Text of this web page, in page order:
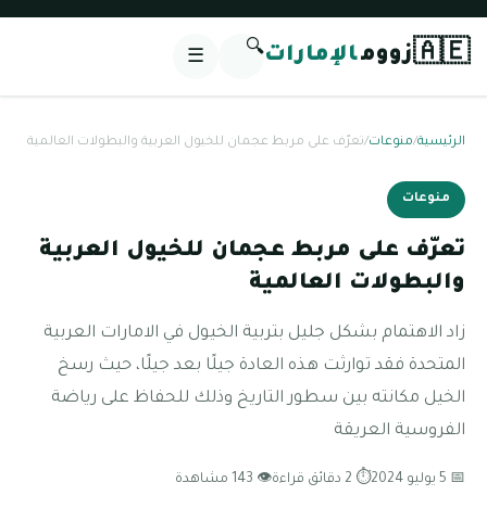
🇦🇪زوومالإمارات🔍
☰
الرئيسية/منوعات/تعرّف على مربط عجمان للخيول العربية والبطولات العالمية
منوعات
تعرّف على مربط عجمان للخيول العربية
والبطولات العالمية
زاد الاهتمام بشكل جليل بتربية الخيول في الامارات العربية
المتحدة فقد توارثت هذه العادة جيلًا بعد جيلًا، حيث رسخ
الخيل مكانته بين سطور التاريخ وذلك للحفاظ على رياضة
الفروسية العريقة
📅 5 يوليو 2024 ⏱ 2 دقائق قراءة 👁 143 مشاهدة